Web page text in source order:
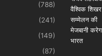
(788)
(241)
(149)
(87)